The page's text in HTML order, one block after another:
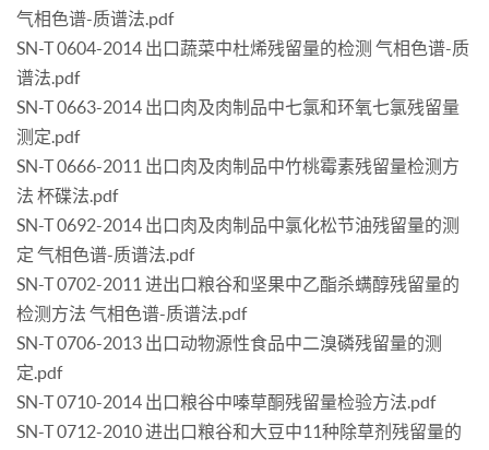
气相色谱-质谱法.pdf
SN-T 0604-2014 出口蔬菜中杜烯残留量的检测 气相色谱-质
谱法.pdf
SN-T 0663-2014 出口肉及肉制品中七氯和环氧七氯残留量
测定.pdf
SN-T 0666-2011 出口肉及肉制品中竹桃霉素残留量检测方
法 杯碟法.pdf
SN-T 0692-2014 出口肉及肉制品中氯化松节油残留量的测
定 气相色谱-质谱法.pdf
SN-T 0702-2011 进出口粮谷和坚果中乙酯杀螨醇残留量的
检测方法 气相色谱-质谱法.pdf
SN-T 0706-2013 出口动物源性食品中二溴磷残留量的测
定.pdf
SN-T 0710-2014 出口粮谷中嗪草酮残留量检验方法.pdf
SN-T 0712-2010 进出口粮谷和大豆中11种除草剂残留量的